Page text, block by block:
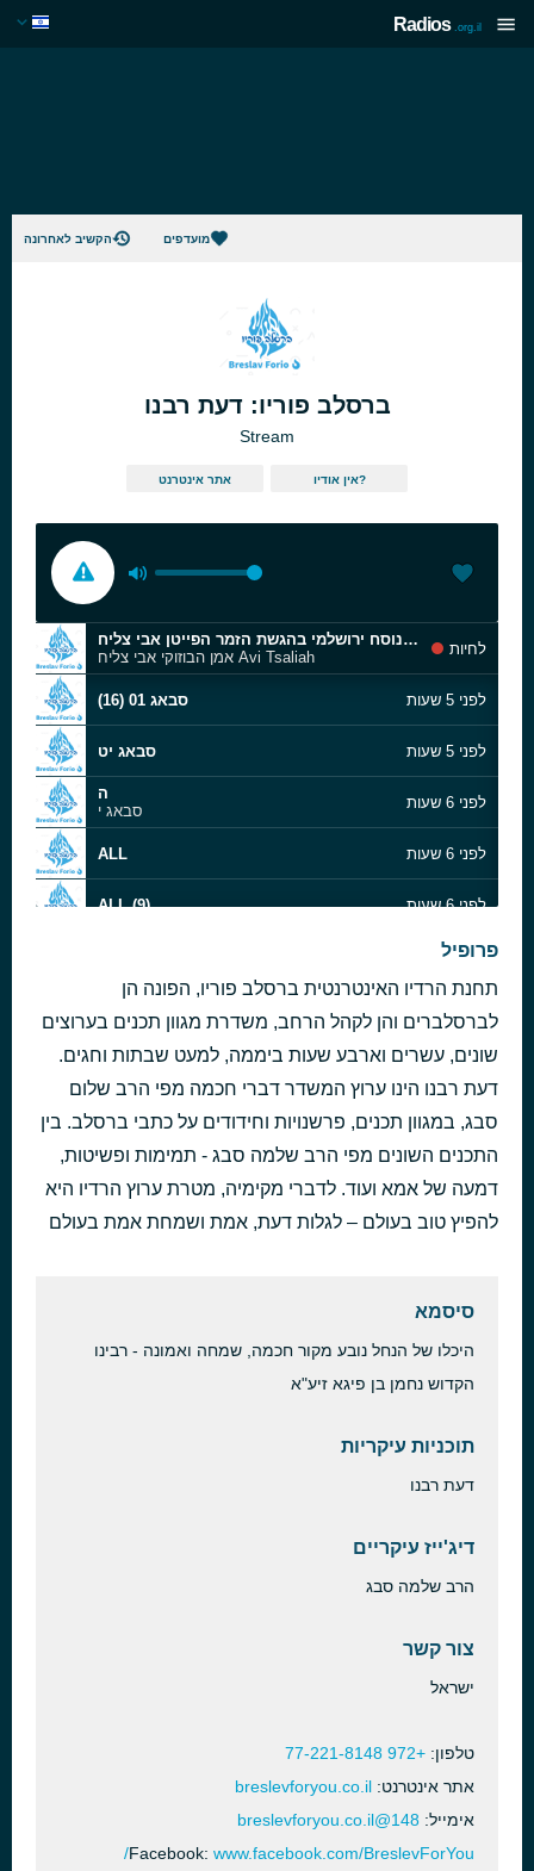
Radios .org.il
מועדפים הקשיב לאחרונה
ברסלב פוריו: דעת רבנו
Stream
אתר אינטרנט אין אודיו?
פרשת השבוע :'ראה' בנוסח ירושלמי בהגשת הזמר הפייטן אבי צליח
אמן הבוזוקי אבי צליח Avi Tsaliah
לחיות
סבאג 01 (16) לפני 5 שעות
סבאג יט לפני 5 שעות
ה
סבאג י
לפני 6 שעות
ALL לפני 6 שעות
ALL (9) לפני 6 שעות
לפני 7 שעות
סבאג כב לפני 7 שעות
שיעור קצר
180 עד כסא הכבוד
פרופיל
תחנת הרדיו האינטרנטית ברסלב פוריו, הפונה הן
לברסלברים והן לקהל הרחב, משדרת מגוון תכנים בערוצים
שונים, עשרים וארבע שעות ביממה, למעט שבתות וחגים.
דעת רבנו הינו ערוץ המשדר דברי חכמה מפי הרב שלום
סבג, במגוון תכנים, פרשנויות וחידודים על כתבי ברסלב. בין
התכנים השונים מפי הרב שלמה סבג - תמימות ופשיטות,
דמעה של אמא ועוד. לדברי מקימיה, מטרת ערוץ הרדיו היא
להפיץ טוב בעולם – לגלות דעת, אמת ושמחת אמת בעולם
סיסמא
היכלו של הנחל נובע מקור חכמה, שמחה ואמונה - רבינו
הקדוש נחמן בן פיגא זיע"א
תוכניות עיקריות
דעת רבנו
דיג'ייז עיקריים
הרב שלמה סבג
צור קשר
ישראל
טלפון: +972 77-221-8148
אתר אינטרנט: breslevforyou.co.il
אימייל: 148@breslevforyou.co.il
Facebook: www.facebook.com/BreslevForYou/